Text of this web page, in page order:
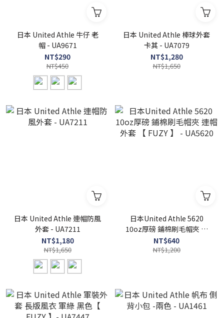
日本 United Athle 牛仔 老
帽 - UA9671
NT$290
NT$450
日本 United Athle 棒球外套
卡其 - UA7079
NT$1,280
NT$1,650
日本 United Athle 連帽防風
外套 - UA7211
NT$1,180
NT$1,650
日本United Athle 5620
10oz厚磅 鋪棉刷毛帽夾 連
帽外套 【 FUZY 】 - UA5620
NT$640
NT$1,200